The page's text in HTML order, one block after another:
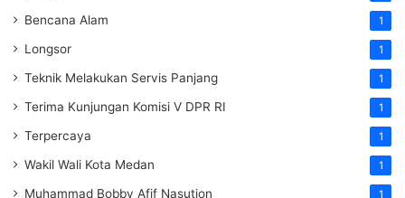
Bencana Alam 1
Longsor 1
Teknik Melakukan Servis Panjang 1
Terima Kunjungan Komisi V DPR RI 1
Terpercaya 1
Wakil Wali Kota Medan 1
Muhammad Bobby Afif Nasution 1